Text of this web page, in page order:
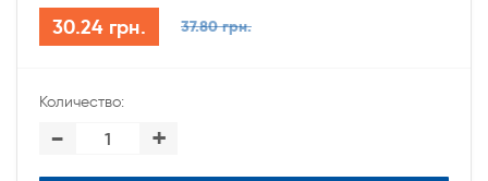
30.24 грн. 37.80 грн.
Количество:
- +